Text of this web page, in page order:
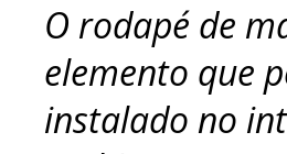
O rodapé de
elemento que
instalado no